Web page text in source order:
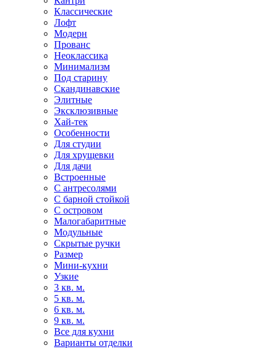
Классические
Лофт
Модерн
Прованс
Неоклассика
Минимализм
Под старину
Скандинавские
Элитные
Эксклюзивные
Хай-тек
Особенности
Для студии
Для хрущевки
Для дачи
Встроенные
С антресолями
С барной стойкой
С островом
Малогабаритные
Модульные
Скрытые ручки
Размер
Мини-кухни
Узкие
3 кв. м.
5 кв. м.
6 кв. м.
9 кв. м.
Все для кухни
Варианты отделки